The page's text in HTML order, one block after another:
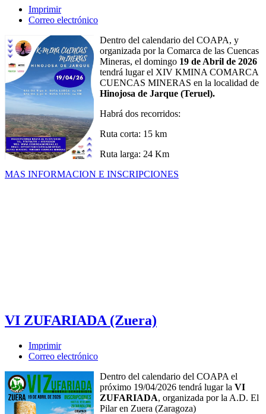
Imprimir
Correo electrónico
Dentro del calendario del COAPA, y
organizada por la Comarca de las Cuencas
Mineras, el domingo 19 de Abril de 2026
tendrá lugar el XIV KMINA COMARCA
CUENCAS MINERAS en la localidad de
Hinojosa de Jarque (Teruel).
Habrá dos recorridos:
Ruta corta: 15 km
Ruta larga: 24 Km
MAS INFORMACION E INSCRIPCIONES
VI ZUFARIADA (Zuera)
Imprimir
Correo electrónico
Dentro del calendario del COAPA el
próximo 19/04/2026 tendrá lugar la VI
ZUFARIADA, organizada por la A.D. El
Pilar en Zuera (Zaragoza)